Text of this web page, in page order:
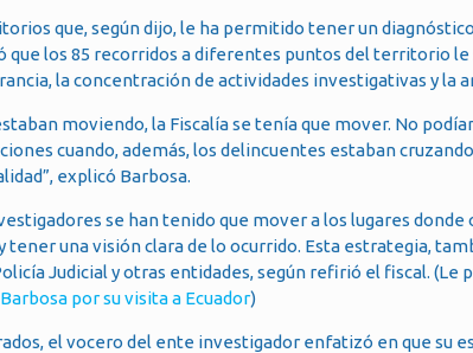
que, según dijo, le ha permitido tener un
que los 85 recorridos a diferentes puntos del territorio
la concentración de actividades investigativas y la
moviendo, la Fiscalía se tenía que mover. No
cuando, además, los delincuentes estaban
explicó Barbosa.
se han tenido que mover a los lugares
tener una visión clara de lo ocurrido. Esta estrategia,
Judicial y otras entidades, según refirió el fiscal. (Le
por su visita a Ecuador)
el vocero del ente investigador enfatizó en que su